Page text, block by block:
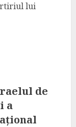
lui
de
a